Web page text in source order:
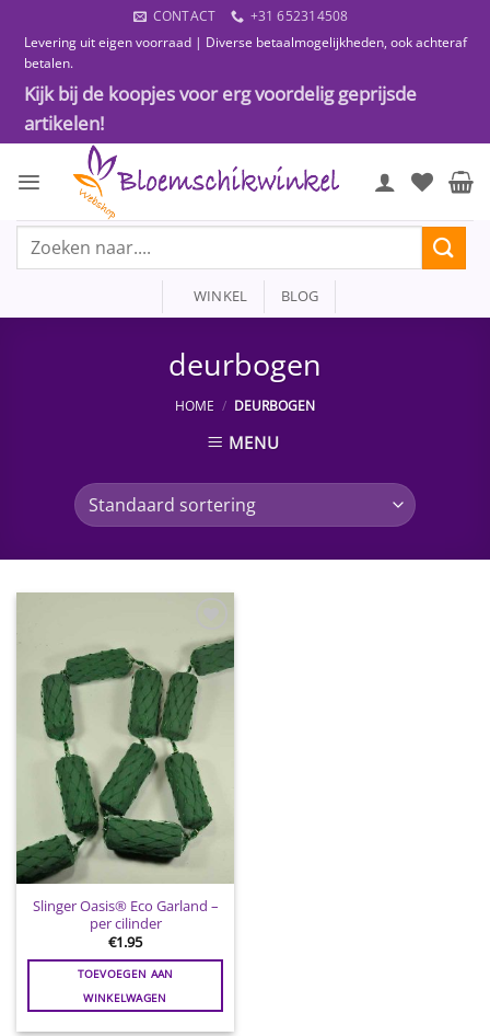
naar
inhoud
CONTACT
+31 652314508
Levering uit eigen voorraad | Diverse betaalmogelijkheden, ook achteraf
betalen.
Kijk bij de koopjes voor erg voordelig geprijsde
artikelen!
Zoeken
WINKEL BLOG
deurbogen
HOME / DEURBOGEN
MENU
Toevoegen
aan
wenslijst
Slinger Oasis® Eco Garland –
per cilinder
€1.95
TOEVOEGEN AAN
WINKELWAGEN